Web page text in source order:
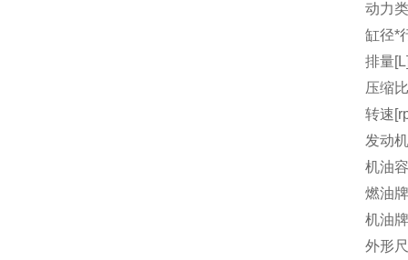
动力
缸径*
排量
压缩比
转速
发动
机油
燃油
机油
外形